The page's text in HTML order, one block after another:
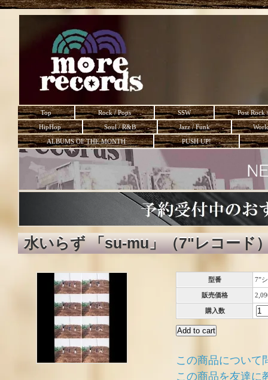
Top Rock / Pops SSW
Post Rock
HipHop
Soul / R&B Jazz / Funk
ALBUMS OF THE MONTH
PUSH UP!
水いらず 「su-mu」（7"レコード
型番 7”
販売価格
購入数
この商品について
この商品を友達に